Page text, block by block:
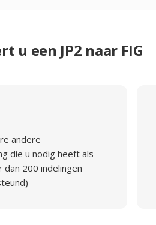
u een JP2 naar FIG
andere
die u nodig heeft als
200 indelingen